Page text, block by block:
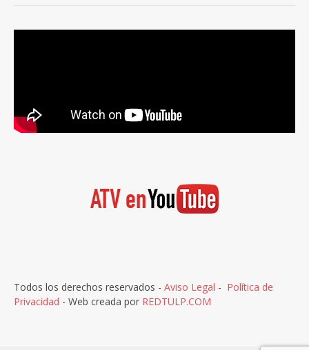
Todos los derechos reservados - Aviso Legal - Política de
Privacidad - Web creada por REDTULP.COM